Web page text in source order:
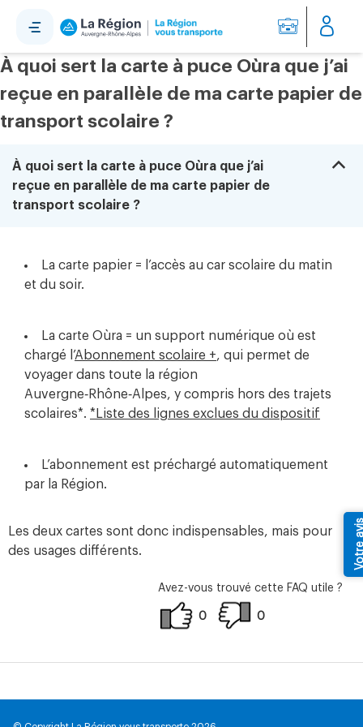
À quoi sert la carte à puce Oùra que j’ai
reçue en parallèle de ma carte papier de
transport scolaire ?
B
À quoi sert la carte à puce Oùra que j’ai
reçue en parallèle de ma carte papier de
transport scolaire ?
La carte papier = l’accès au car scolaire du matin
et du soir.
La carte Oùra = un support numérique où est
chargé l’Abonnement scolaire +, qui permet de
voyager dans toute la région
Auvergne‑Rhône‑Alpes, y compris hors des trajets
scolaires*. *Liste des lignes exclues du dispositif
L’abonnement est préchargé automatiquement
par la Région.
Les deux cartes sont donc indispensables, mais pour
des usages différents.
Avez-vous trouvé cette FAQ utile ?
0 0